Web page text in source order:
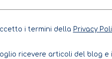
i termini della Privacy
ricevere articoli del blog e